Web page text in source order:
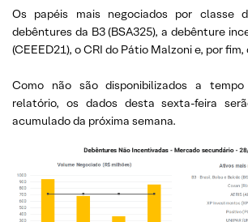
Os papéis mais negociados por classe
debêntures da B3 (BSA325), a debênture
(CEEED21), o CRI do Pátio Malzoni e, por fim,
Como não são disponibilizados a
relatório, os dados desta sexta-feira
acumulado da próxima semana.